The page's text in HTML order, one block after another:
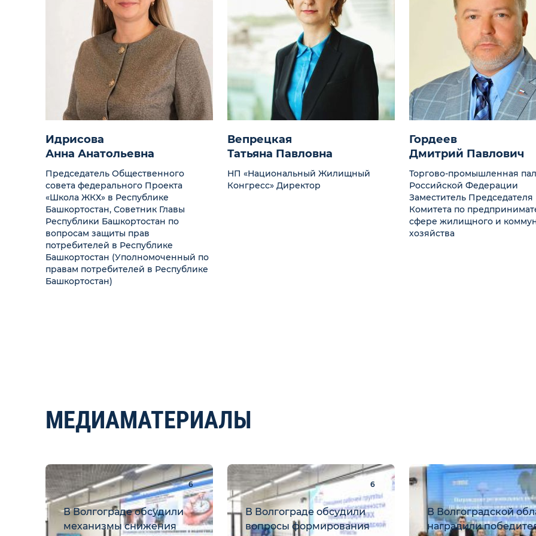
Идрисова
Анна Анатольевна
Председатель Общественного
совета федерального Проекта
«Школа ЖКХ» в Республике
Башкортостан, Советник Главы
Республики Башкортостан по
вопросам защиты прав
потребителей в Республике
Башкортостан (Уполномоченный по
правам потребителей в Республике
Башкортостан)
Вепрецкая
Татьяна Павловна
НП «Национальный Жилищный
Конгресс» Директор
Гордеев
Дмитрий Павлович
Торгово-промышленная
Российской Федерации
Заместитель Председателя
Комитета по
сфере жилищного и
хозяйства
МЕДИАМАТЕРИАЛЫ
6
В Волгограде обсудили
механизмы снижения
6
В Волгограде обсудили
вопросы формирования
В Волгоградской
наградили